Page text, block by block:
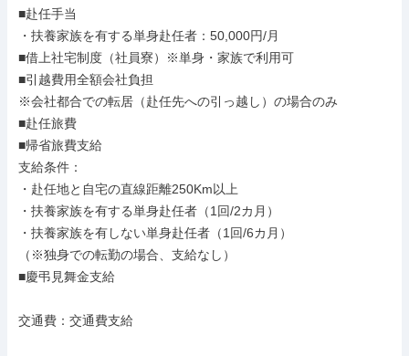
■赴任手当
・扶養家族を有する単身赴任者：50,000円/月
■借上社宅制度（社員寮）※単身・家族で利用可
■引越費用全額会社負担
※会社都合での転居（赴任先への引っ越し）の場合のみ
■赴任旅費
■帰省旅費支給
支給条件：
・赴任地と自宅の直線距離250Km以上
・扶養家族を有する単身赴任者（1回/2カ月）
・扶養家族を有しない単身赴任者（1回/6カ月）
（※独身での転勤の場合、支給なし）
■慶弔見舞金支給
交通費：交通費支給